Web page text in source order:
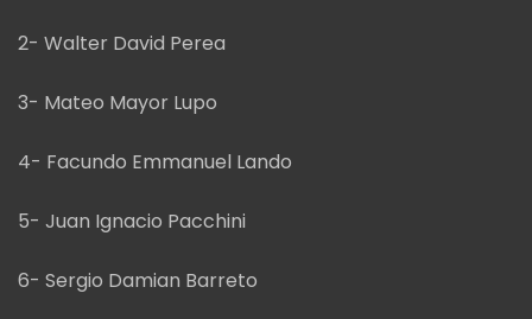
2- Walter David Perea
3- Mateo Mayor Lupo
4- Facundo Emmanuel Lando
5- Juan Ignacio Pacchini
6- Sergio Damian Barreto